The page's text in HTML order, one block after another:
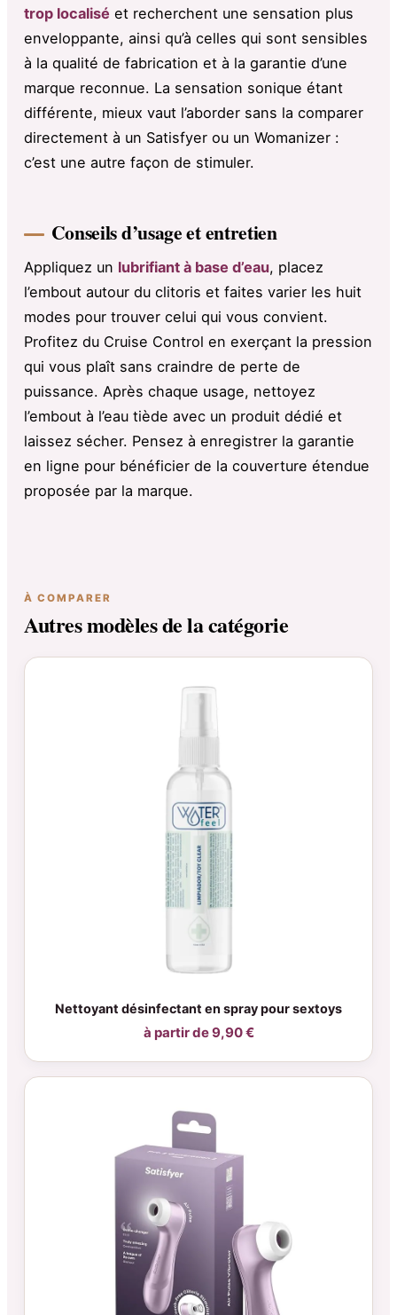
trop localisé et recherchent une sensation plus
enveloppante, ainsi qu’à celles qui sont sensibles
à la qualité de fabrication et à la garantie d’une
marque reconnue. La sensation sonique étant
différente, mieux vaut l’aborder sans la comparer
directement à un Satisfyer ou un Womanizer :
c’est une autre façon de stimuler.
Conseils d’usage et entretien
Appliquez un lubrifiant à base d’eau, placez
l’embout autour du clitoris et faites varier les huit
modes pour trouver celui qui vous convient.
Profitez du Cruise Control en exerçant la pression
qui vous plaît sans craindre de perte de
puissance. Après chaque usage, nettoyez
l’embout à l’eau tiède avec un produit dédié et
laissez sécher. Pensez à enregistrer la garantie
en ligne pour bénéficier de la couverture étendue
proposée par la marque.
À COMPARER
Autres modèles de la catégorie
Nettoyant désinfectant en spray pour sextoys
à partir de 9,90 €